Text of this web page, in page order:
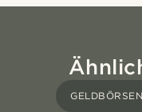
GELDBÖRSEN